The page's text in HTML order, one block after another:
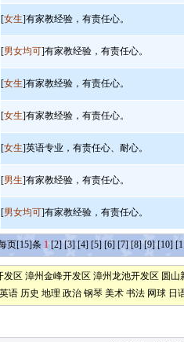
[女生]有家教经验，有责任心。
[男女均可]有家教经验，有责任心。
[女生]有家教经验，有责任心。
[女生]有家教经验，有责任心。
[女生]英语专业，有责任心、耐心。
[男生]有家教经验，有责任心。
[男女均可]有家教经验，有责任心。
页[15]条 1 [2] [3] [4] [5] [6] [7] [8] [9] [10]
发区 漳州金峰开发区 漳州龙池开发区 圆山
英语 历史 地理 政治 钢琴 美术 书法 网球 日